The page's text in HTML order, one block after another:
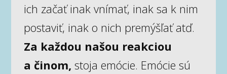
ich začať inak vnímať, inak sa k nim
postaviť, inak o nich premýšľať atď.
Za každou našou reakciou
a činom, stoja emócie. Emócie sú